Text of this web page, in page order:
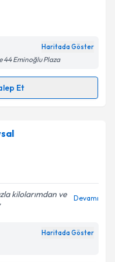
Haritada Göster
44 Eminoğlu Plaza
Et
takvimi talebi
almanız için bir
ile bilgilendireceğiz.
ilişkin
Aydınlatma
verilerimin belirtilen
kilolarımdan ve
Devamı
Haritada Göster